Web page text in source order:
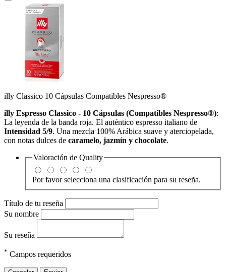
illy Classico 10 Cápsulas Compatibles Nespresso®
illy Espresso Classico - 10 Cápsulas (Compatibles Nespresso®):
La leyenda de la banda roja. El auténtico espresso italiano de
Intensidad 5/9. Una mezcla 100% Arábica suave y aterciopelada,
con notas dulces de caramelo, jazmín y chocolate.
Valoración de Quality
Por favor selecciona una clasificación para su reseña.
Título de tu reseña
Su nombre
Su reseña
* Campos requeridos